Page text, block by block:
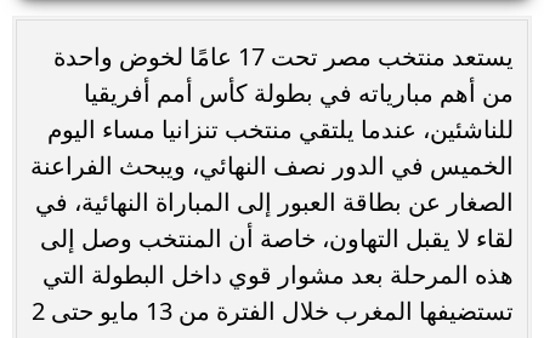
يستعد منتخب مصر تحت 17 عامًا لخوض واحدة
من أهم مبارياته في بطولة كأس أمم أفريقيا
للناشئين، عندما يلتقي منتخب تنزانيا مساء اليوم
الخميس في الدور نصف النهائي، ويبحث الفراعنة
الصغار عن بطاقة العبور إلى المباراة النهائية، في
لقاء لا يقبل التهاون، خاصة أن المنتخب وصل إلى
هذه المرحلة بعد مشوار قوي داخل البطولة التي
تستضيفها المغرب خلال الفترة من 13 مايو حتى 2